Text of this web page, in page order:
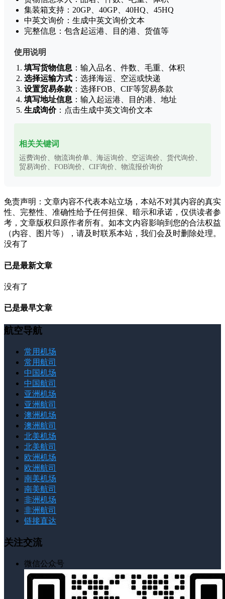
集装箱支持：20GP、40GP、40HQ、45HQ
中英文询价：生成中英文询价文本
完整信息：包含起运港、目的港、货值等
使用说明
填写货物信息 ：输入品名、件数、毛重、体积
选择运输方式 ：选择海运、空运或快递
设置贸易条款 ：选择FOB、CIF等贸易条款
填写地址信息 ：输入起运港、目的港、地址
生成询价：点击生成中英文询价文本
相关关键词
运费询价、物流询价单、海运询价、空运询价、货代询价、
贸易询价、FOB询价、CIF询价、物流报价询价
免责声明：文章内容不代表本站立场，本站不对其内容的真实
性、完整性、准确性给予任何担保、暗示和承诺，仅供读者参
考，文章版权归原作者所有。如本文内容影响到您的合法权益
（内容、图片等），请及时联系本站，我们会及时删除处理。
没有了
已是最新文章
没有了
已是最早文章
航空导航
常用机场
常用航司
中国机场
中国航司
亚洲机场
亚洲航司
澳洲机场
澳洲航司
北美机场
北美航司
欧洲机场
欧洲航司
南美机场
南美航司
非洲机场
非洲航司
链接直达
关注交流
微信公众号